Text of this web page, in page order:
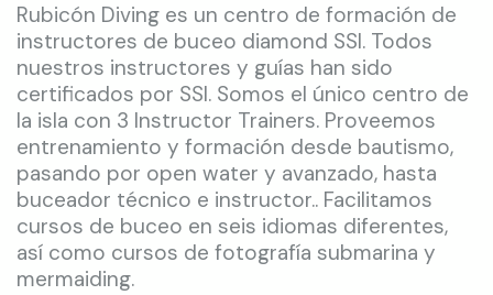
Rubicón Diving es un centro de formación de
instructores de buceo diamond SSI. Todos
nuestros instructores y guías han sido
certificados por SSI. Somos el único centro de
la isla con 3 Instructor Trainers. Proveemos
entrenamiento y formación desde bautismo,
pasando por open water y avanzado, hasta
buceador técnico e instructor.. Facilitamos
cursos de buceo en seis idiomas diferentes,
así como cursos de fotografía submarina y
mermaiding.